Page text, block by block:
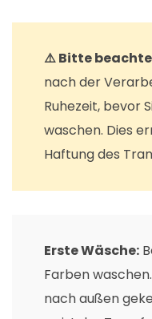
⚠️ Bitte
nach der
Ruhezeit, bevor
waschen. Dies
Haftung des
Erste Wäsche:
Farben
nach außen